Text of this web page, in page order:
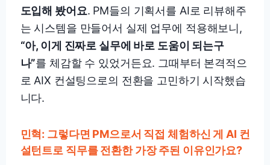
도입해 봤어요. PM들의 기획서를 AI로 리뷰해주
는 시스템을 만들어서 실제 업무에 적용해보니,
“아, 이게 진짜로 실무에 바로 도움이 되는구
나”를 체감할 수 있었거든요. 그때부터 본격적으
로 AIX 컨설팅으로의 전환을 고민하기 시작했습
니다.
민혁: 그렇다면 PM으로서 직접 체험하신 게 AI 컨
설턴트로 직무를 전환한 가장 주된 이유인가요?